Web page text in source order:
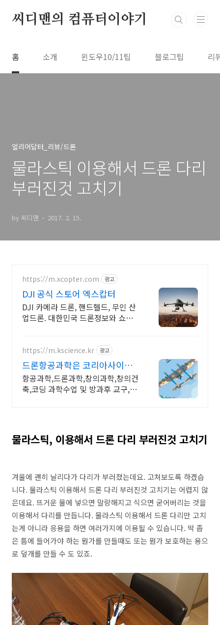
씨디맨의 컴퓨터이야기
홈 소개 윈도우10/11팁 블로그팁 리
얼리어답터_리뷰/드론
물라스틱 이용해서 드론 다리
부러진것 고치기
by 씨디맨 2017. 2. 15.
https://m.xcopter.com 광고
DJI 공식 스토어 엑스캅터
DJI 카메라 드론, 핸드헬드, 무인 산
업드론. 대한민국 드론정보와 쇼핑
https://m.kscience.kr 광고
드론항공과학은 코리아사이언
스 방과후 수업,교구전문
항공과학,드론과학,창의과학,창의건
축,코딩 과학수업 및 방과후 교구,교
물라스틱, 이용해서 드론 다리 부러진것 고치기
겨울에 괜히 날리다가 다리가 부러졌는데요. 고쳐보도록 하겠습
니다. 물라스틱 이용해서 드론 다리 부러진것 고치기는 어렵지 않
은데요. 뜨거운 물에 넣으면 말랑해지고 식으면 굳어버리는 것을
이용해서 다리를 만듭니다. 물라스틱 이용해서 드론 다리만 고치
는게 아니라 응용을 하면 여러가지에 이용될 수 있습니다. 딱 좁
은 틈에 들어가야 하는 뭔가를 만들때도 또는 뭔가 보호하는 용으
로 덮개를 만들 수 도 있죠.